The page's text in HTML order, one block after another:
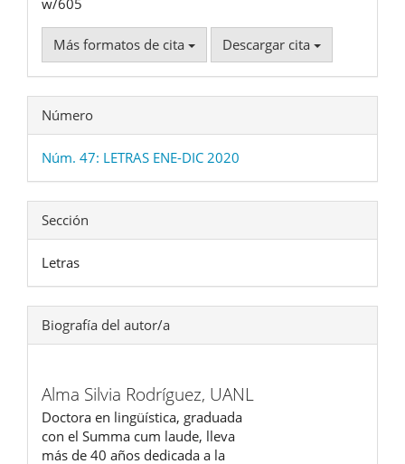
Más formatos de cita Descargar cita
Número
Núm. 47: LETRAS ENE-DIC 2020
Sección
Letras
Biografía del autor/a
Alma Silvia Rodríguez, UANL
Doctora en lingüística, graduada
con el Summa cum laude, lleva
más de 40 años dedicada a la